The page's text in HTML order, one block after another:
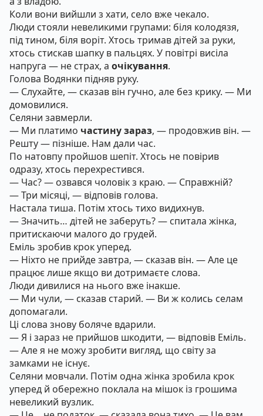
Коли вони вийшли з хати, село вже чекало.
Люди стояли невеликими групами: біля колодязя,
під тином, біля воріт. Хтось тримав дітей за руки,
хтось стискав шапку в пальцях. У повітрі висіла
напруга — не страх, а очікування.
Голова Водянки підняв руку.
— Слухайте, — сказав він гучно, але без крику. — Ми
домовилися.
Селяни завмерли.
— Ми платимо частину зараз, — продовжив він. —
Решту — пізніше. Нам дали час.
По натовпу пройшов шепіт. Хтось не повірив
одразу, хтось перехрестився.
— Час? — озвався чоловік з краю. — Справжній?
— Три місяці, — відповів голова.
Настала тиша. Потім хтось тихо видихнув.
— Значить… дітей не заберуть? — спитала жінка,
притискаючи малого до грудей.
Еміль зробив крок уперед.
— Ніхто не прийде завтра, — сказав він. — Але це
працює лише якщо ви дотримаєте слова.
Люди дивилися на нього вже інакше.
— Ми чули, — сказав старий. — Ви ж колись селам
допомагали.
Ці слова знову боляче вдарили.
— Я і зараз не прийшов шкодити, — відповів Еміль.
— Але я не можу зробити вигляд, що світу за
замками не існує.
Селяни мовчали. Потім одна жінка зробила крок
уперед й обережно поклала на мішок із грошима
невеликий вузлик.